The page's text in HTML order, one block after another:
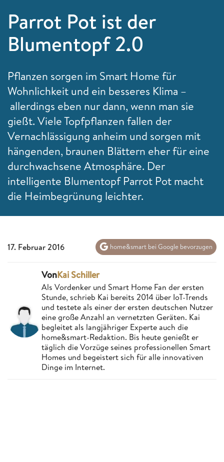
Parrot Pot ist der
Blumentopf 2.0
Pflanzen sorgen im Smart Home für
Wohnlichkeit und ein besseres Klima –
allerdings eben nur dann, wenn man sie
gießt. Viele Topfpflanzen fallen der
Vernachlässigung anheim und sorgen mit
hängenden, braunen Blättern eher für eine
durchwachsene Atmosphäre. Der
intelligente Blumentopf Parrot Pot macht
die Heimbegrünung leichter.
17. Februar 2016 home&smart bei Google bevorzugen
VonKai Schiller
Als Vordenker und Smart Home Fan der ersten
Stunde, schrieb Kai bereits 2014 über IoT-Trends
und testete als einer der ersten deutschen Nutzer
eine große Anzahl an vernetzten Geräten. Kai
begleitet als langjähriger Experte auch die
home&smart-Redaktion. Bis heute genießt er
täglich die Vorzüge seines professionellen Smart
Homes und begeistert sich für alle innovativen
Dinge im Internet.